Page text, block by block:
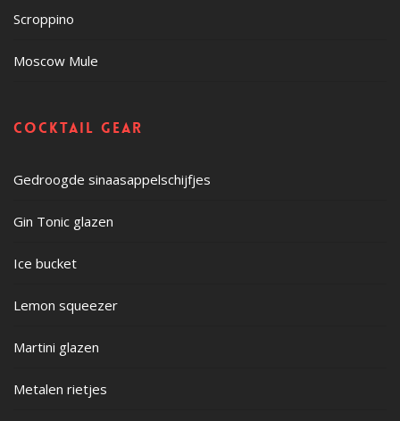
Scroppino
Moscow Mule
Cocktail gear
Gedroogde sinaasappelschijfjes
Gin Tonic glazen
Ice bucket
Lemon squeezer
Martini glazen
Metalen rietjes